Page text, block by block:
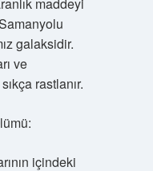
galaksidir.
ve
rastlanır.
içindeki